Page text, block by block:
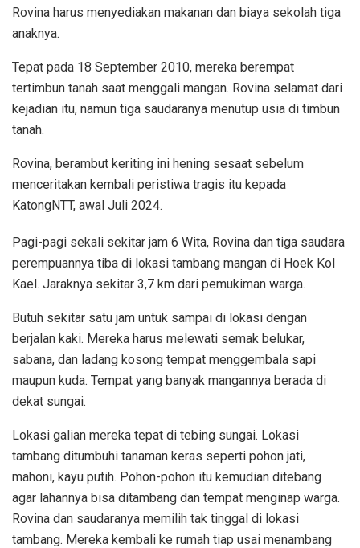
Rovina harus menyediakan makanan dan biaya sekolah tiga
anaknya.
Tepat pada 18 September 2010, mereka berempat
tertimbun tanah saat menggali mangan. Rovina selamat dari
kejadian itu, namun tiga saudaranya menutup usia di timbun
tanah.
Rovina, berambut keriting ini hening sesaat sebelum
menceritakan kembali peristiwa tragis itu kepada
KatongNTT, awal Juli 2024.
Pagi-pagi sekali sekitar jam 6 Wita, Rovina dan tiga saudara
perempuannya tiba di lokasi tambang mangan di Hoek Kol
Kael. Jaraknya sekitar 3,7 km dari pemukiman warga.
Butuh sekitar satu jam untuk sampai di lokasi dengan
berjalan kaki. Mereka harus melewati semak belukar,
sabana, dan ladang kosong tempat menggembala sapi
maupun kuda. Tempat yang banyak mangannya berada di
dekat sungai.
Lokasi galian mereka tepat di tebing sungai. Lokasi
tambang ditumbuhi tanaman keras seperti pohon jati,
mahoni, kayu putih. Pohon-pohon itu kemudian ditebang
agar lahannya bisa ditambang dan tempat menginap warga.
Rovina dan saudaranya memilih tak tinggal di lokasi
tambang. Mereka kembali ke rumah tiap usai menambang